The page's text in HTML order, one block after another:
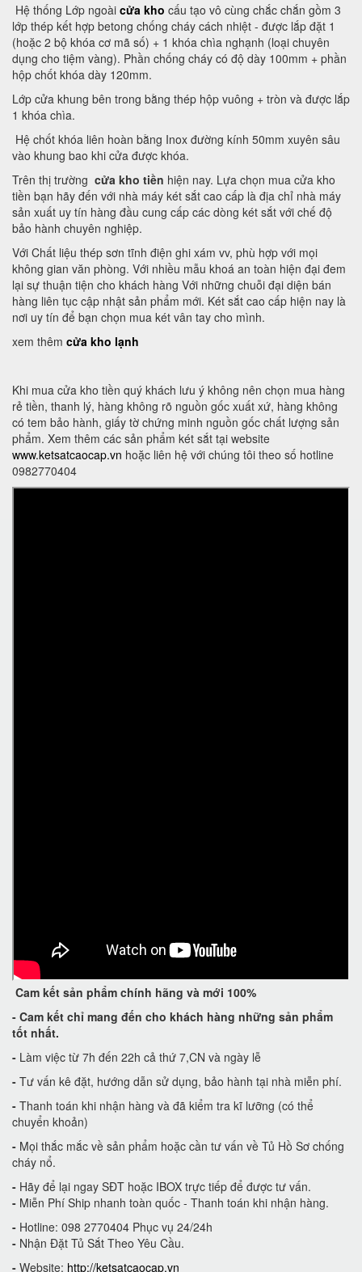
Hệ thống Lớp ngoài cửa kho cấu tạo vô cùng chắc chắn gồm 3
lớp thép kết hợp betong chống cháy cách nhiệt - được lắp đặt 1
(hoặc 2 bộ khóa cơ mã số) + 1 khóa chìa nghạnh (loại chuyên
dụng cho tiệm vàng). Phần chống cháy có độ dày 100mm + phần
hộp chốt khóa dày 120mm.
Lớp cửa khung bên trong bằng thép hộp vuông + tròn và được lắp
1 khóa chìa.
Hệ chốt khóa liên hoàn bằng Inox đường kính 50mm xuyên sâu
vào khung bao khi cửa được khóa.
Trên thị trường cửa kho tiền hiện nay. Lựa chọn mua cửa kho
tiền bạn hãy đến với nhà máy két sắt cao cấp là địa chỉ nhà máy
sản xuất uy tín hàng đầu cung cấp các dòng két sắt với chế độ
bảo hành chuyên nghiệp.
Với Chất liệu thép sơn tĩnh điện ghi xám vv, phù hợp với mọi
không gian văn phòng. Với nhiều mẫu khoá an toàn hiện đại đem
lại sự thuận tiện cho khách hàng Với những chuỗi đại diện bán
hàng liên tục cập nhật sản phẩm mới. Két sắt cao cấp hiện nay là
nơi uy tín để bạn chọn mua két vân tay cho mình.
xem thêm cửa kho lạnh
Khi mua cửa kho tiền quý khách lưu ý không nên chọn mua hàng
rẻ tiền, thanh lý, hàng không rõ nguồn gốc xuất xứ, hàng không
có tem bảo hành, giấy tờ chứng minh nguồn gốc chất lượng sản
phẩm. Xem thêm các sản phẩm két sắt tại website
www.ketsatcaocap.vn hoặc liên hệ với chúng tôi theo số hotline
0982770404
Cam kết sản phẩm chính hãng và mới 100%
- Cam kết chỉ mang đến cho khách hàng những sản phẩm
tốt nhất.
- Làm việc từ 7h đến 22h cả thứ 7,CN và ngày lễ
- Tư vấn kê đặt, hướng dẫn sử dụng, bảo hành tại nhà miễn phí.
- Thanh toán khi nhận hàng và đã kiểm tra kĩ lưỡng (có thể
chuyển khoản)
- Mọi thắc mắc về sản phẩm hoặc cần tư vấn về Tủ Hồ Sơ chống
cháy nổ.
- Hãy để lại ngay SĐT hoặc IBOX trực tiếp để được tư vấn.
- Miễn Phí Ship nhanh toàn quốc - Thanh toán khi nhận hàng.
- Hotline: 098 2770404 Phục vụ 24/24h
- Nhận Đặt Tủ Sắt Theo Yêu Cầu.
- Website: http://ketsatcaocap.vn